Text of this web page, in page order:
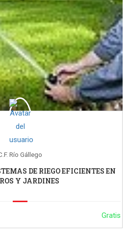
Río Gállego
DE RIEGO EFICIENTES EN
Y JARDINES
Gratis